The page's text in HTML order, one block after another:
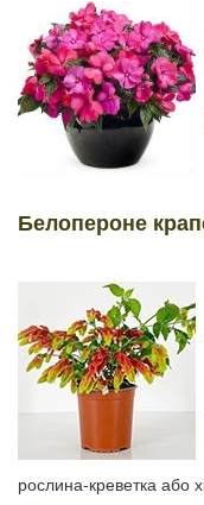
Белопероне
рослина-креветка або